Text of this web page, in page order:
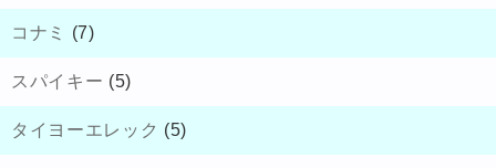
コナミ (7)
スパイキー (5)
タイヨーエレック (5)